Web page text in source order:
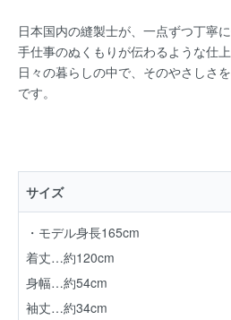
日本国内の縫製士が、一点ずつ丁寧
手仕事のぬくもりが伝わるような仕上
日々の暮らしの中で、そのやさしさ
です。
サイズ
・モデル身長165cm
着丈…約120cm
身幅…約54cm
袖丈…約34cm